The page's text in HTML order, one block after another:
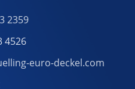
2359
4526
euro-deckel.com